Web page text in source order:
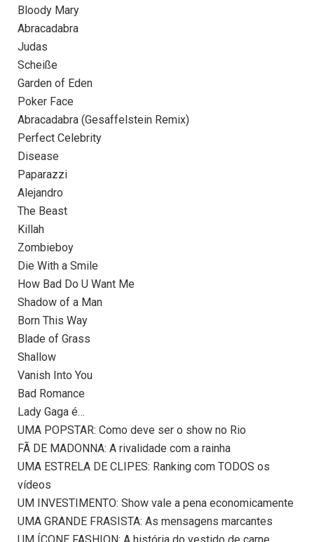
Bloody Mary
Abracadabra
Judas
Scheiße
Garden of Eden
Poker Face
Abracadabra (Gesaffelstein Remix)
Perfect Celebrity
Disease
Paparazzi
Alejandro
The Beast
Killah
Zombieboy
Die With a Smile
How Bad Do U Want Me
Shadow of a Man
Born This Way
Blade of Grass
Shallow
Vanish Into You
Bad Romance
Lady Gaga é…
UMA POPSTAR: Como deve ser o show no Rio
FÃ DE MADONNA: A rivalidade com a rainha
UMA ESTRELA DE CLIPES: Ranking com TODOS os
vídeos
UM INVESTIMENTO: Show vale a pena economicamente
UMA GRANDE FRASISTA: As mensagens marcantes